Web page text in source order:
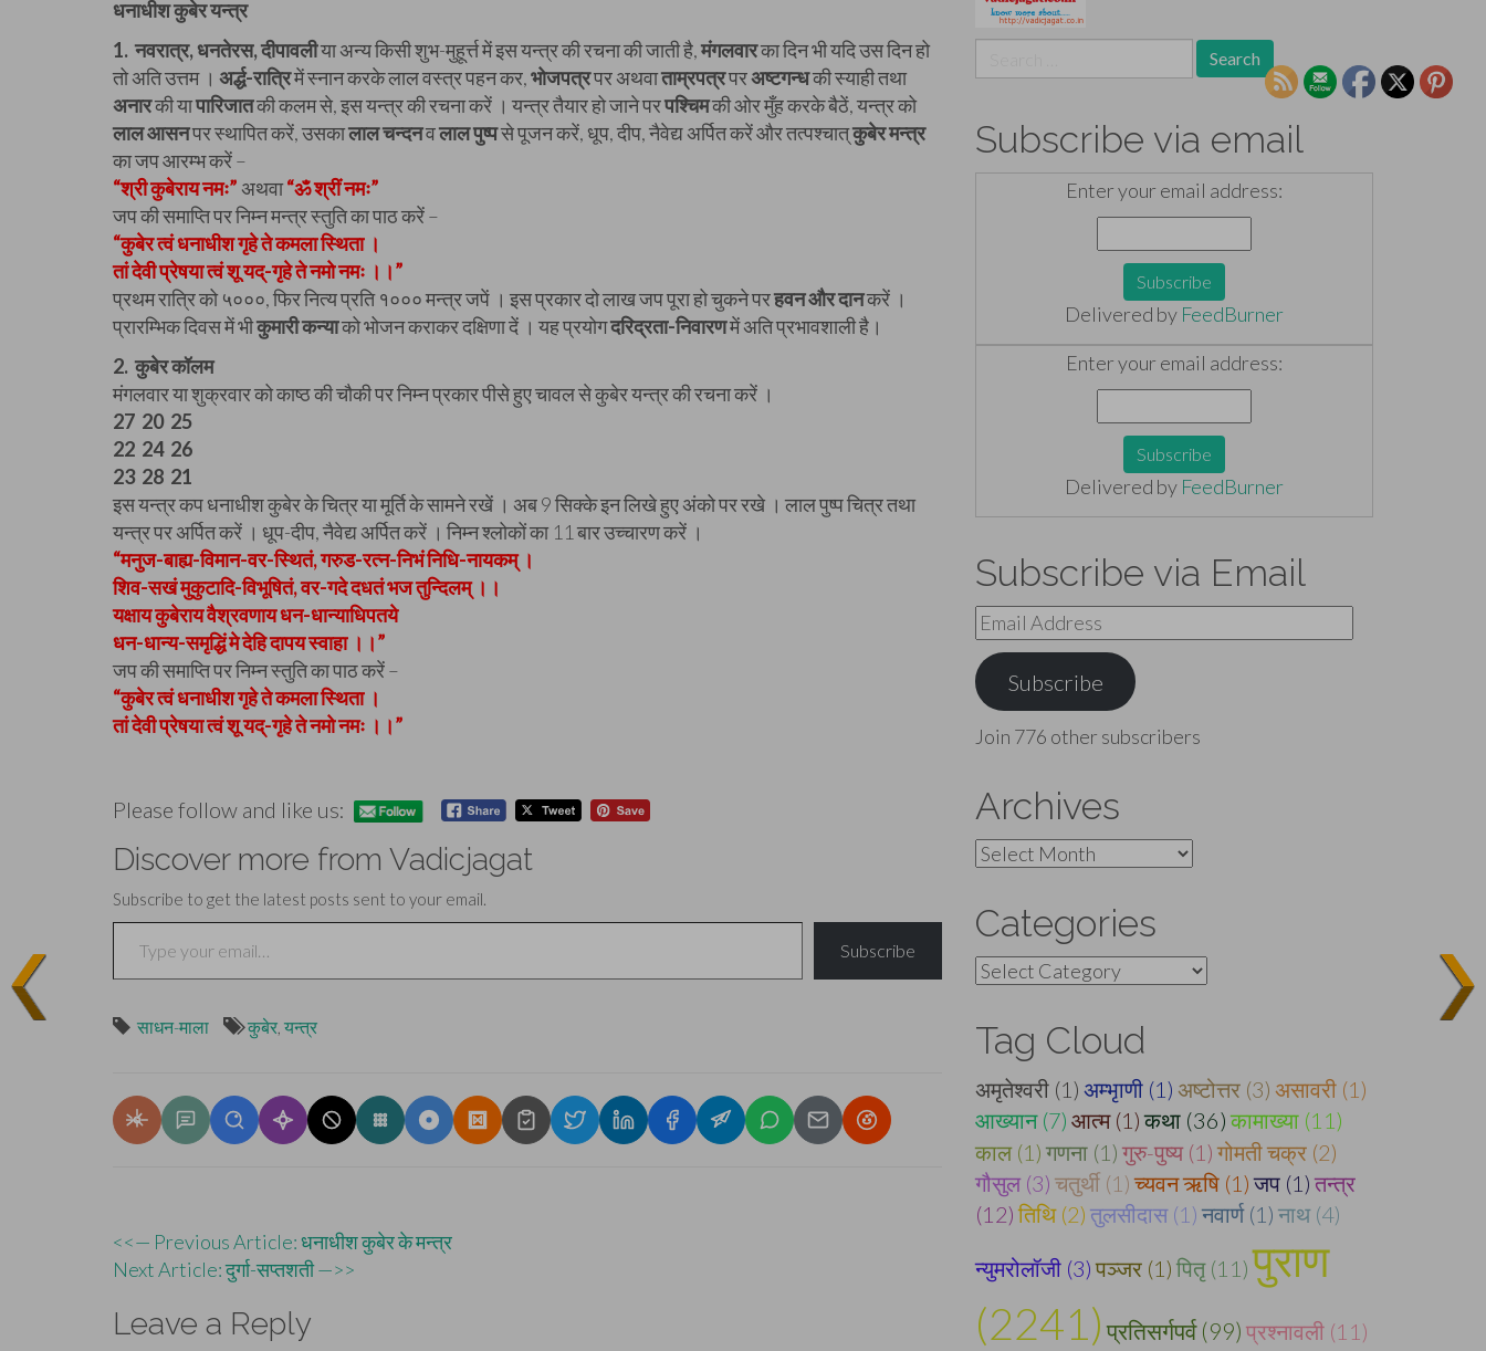
धनाधीश कुबेर यन्त्र
1. नवरात्र, धनतेरस, दीपावलीया अन्य किसी शुभ-मुहूर्त्त में इस यन्त्र की रचना की जाती है,मंगलवारका दिन भी यदि उस दिन हो
तो अति उत्तम । अर्द्ध-रात्रिमें स्नान करके लाल वस्त्र पहन कर,भोजपत्रपर अथवाताम्रपत्रपरअष्टगन्धकी स्याही तथा
अनारकी यापारिजातकी कलम से, इस यन्त्र की रचना करें । यन्त्र तैयार हो जाने परपश्चिमकी ओर मुँह करके बैठें, यन्त्र को
लाल आसनपर स्थापित करें, उसकालाल चन्दनवलाल पुष्पसे पूजन करें, धूप, दीप, नैवेद्य अर्पित करें और तत्पश्चात्कुबेर मन्त्र
का जप आरम्भ करें –
“श्री कुबेराय नमः” अथवा“ॐ श्रीं नमः”
जप की समाप्ति पर निम्न मन्त्र स्तुति का पाठ करें –
“कुबेर त्वं धनाधीश गृहे ते कमला स्थिता ।
तां देवी प्रेषया त्वं शू यद्-गृहे ते नमो नमः ।।”
प्रथम रात्रि को ५०००, फिर नित्य प्रति १००० मन्त्र जपें । इस प्रकार दो लाख जप पूरा हो चुकने परहवन और दानकरें ।
प्रारम्भिक दिवस में भीकुमारी कन्याको भोजन कराकर दक्षिणा दें । यह प्रयोगदरिद्रता-निवारणमें अति प्रभावशाली है।
2. कुबेर कॉलम
मंगलवार या शुक्रवार को काष्ठ की चौकी पर निम्न प्रकार पीसे हुए चावल से कुबेर यन्त्र की रचना करें ।
27 20 25
22 24 26
23 28 21
इस यन्त्र कप धनाधीश कुबेर के चित्र या मूर्ति के सामने रखें । अब 9 सिक्के इन लिखे हुए अंको पर रखे । लाल पुष्प चित्र तथा
यन्त्र पर अर्पित करें । धूप-दीप, नैवेद्य अर्पित करें । निम्न श्लोकों का 11 बार उच्चारण करें ।
“मनुज-बाह्य-विमान-वर-स्थितं, गरुड-रत्न-निभं निधि-नायकम् ।
शिव-सखं मुकुटादि-विभूषितं, वर-गदे दधतं भज तुन्दिलम् ।।
यक्षाय कुबेराय वैश्रवणाय धन-धान्याधिपतये
धन-धान्य-समृद्धिं मे देहि दापय स्वाहा ।।”
जप की समाप्ति पर निम्न स्तुति का पाठ करें –
“कुबेर त्वं धनाधीश गृहे ते कमला स्थिता ।
तां देवी प्रेषया त्वं शू यद्-गृहे ते नमो नमः ।।”
Please follow and like us:
Discover more from Vadicjagat
Subscribe to get the latest posts sent to your email.
Type your email…
Subscribe
साधन-माला कुबेर, यन्त्र
Post
navigation
<<— Previous Article: धनाधीश कुबेर के मन्त्र
Next Article: दुर्गा-सप्तशती —>>
Leave a Reply
for:
Subscribe via email
Enter your email address:
Delivered by FeedBurner
Enter your email address:
Delivered by FeedBurner
Subscribe via Email
Email
Address
Subscribe
Join 776 other subscribers
Archives
Archives
Categories
Categories
Tag Cloud
अमृतेश्वरी (1) अम्भृाणी (1) अष्टोत्तर (3) असावरी (1)
आख्यान (7) आत्म (1) कथा (36) कामाख्या (11)
काल (1) गणना (1) गुरु-पुष्य (1) गोमती चक्र (2)
गौसुल (3) चतुर्थी (1) च्यवन ऋषि (1) जप (1) तन्त्र
(12) तिथि (2) तुलसीदास (1) नवार्ण (1) नाथ (4)
न्युमरोलॉजी (3) पञ्जर (1) पितृ (11) पुराण
(2241) प्रतिसर्गपर्व (99) प्रश्नावली (11)